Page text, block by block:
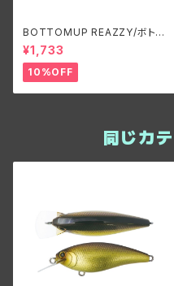
BOTTOMUP REAZZY/ボトム
アップ リズィー
¥1,733
10%OFF
同じカ